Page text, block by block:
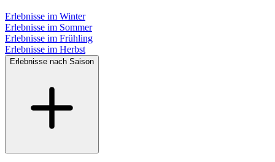
Erlebnisse im Winter
Erlebnisse im Sommer
Erlebnisse im Frühling
Erlebnisse im Herbst
Erlebnisse nach Saison